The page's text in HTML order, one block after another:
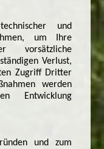
und
um Ihre
vorsätzliche
Verlust,
Zugriff Dritter
werden
Entwicklung
und zum